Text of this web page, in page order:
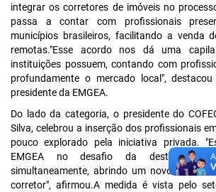
integrar os corretores de imóveis no
passa a contar com profissionais
municípios brasileiros, facilitando a venda
remotas."Esse acordo nos dá uma
instituições possuem, contando com
profundamente o mercado local", destacou
presidente da EMGEA.
Do lado da categoria, o presidente do
Silva, celebrou a inserção dos profissionais
pouco explorado pela iniciativa privada.
EMGEA no desafio da destinação
simultaneamente, abrindo um novo
corretor", afirmou.A medida é vista pelo